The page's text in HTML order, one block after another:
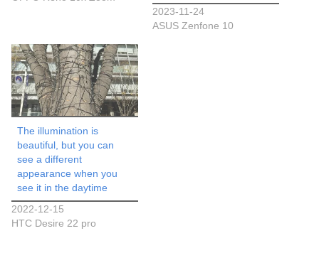
2023-11-24
ASUS Zenfone 10
The illumination is
beautiful, but you can
see a different
appearance when you
see it in the daytime
2022-12-15
HTC Desire 22 pro